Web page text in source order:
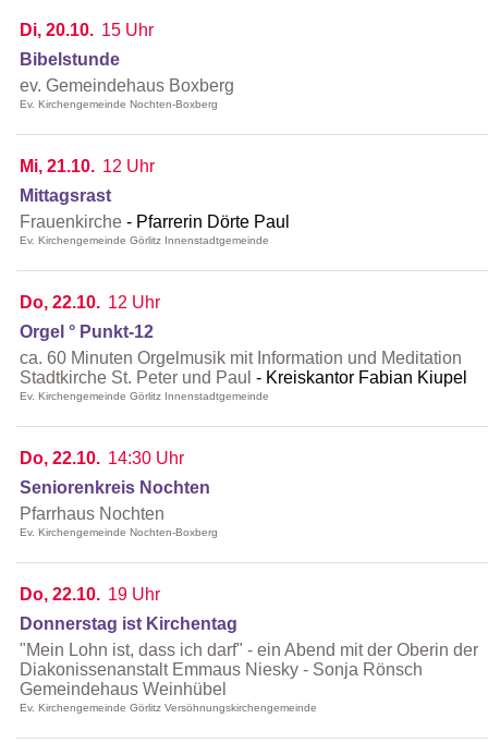
Di, 20.10. 15 Uhr
Bibelstunde
ev. Gemeindehaus Boxberg
Ev. Kirchengemeinde Nochten-Boxberg
Mi, 21.10. 12 Uhr
Mittagsrast
Frauenkirche
Pfarrerin Dörte Paul
Ev. Kirchengemeinde Görlitz Innenstadtgemeinde
Do, 22.10. 12 Uhr
Orgel ° Punkt-12
ca. 60 Minuten Orgelmusik mit Information und Meditation
Stadtkirche St. Peter und Paul
Kreiskantor Fabian Kiupel
Ev. Kirchengemeinde Görlitz Innenstadtgemeinde
Do, 22.10. 14:30 Uhr
Seniorenkreis Nochten
Pfarrhaus Nochten
Ev. Kirchengemeinde Nochten-Boxberg
Do, 22.10. 19 Uhr
Donnerstag ist Kirchentag
"Mein Lohn ist, dass ich darf" - ein Abend mit der Oberin der
Diakonissenanstalt Emmaus Niesky - Sonja Rönsch
Gemeindehaus Weinhübel
Ev. Kirchengemeinde Görlitz Versöhnungskirchengemeinde